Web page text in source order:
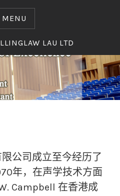
MENU
LAU LTD
环保顾问（北
公司成立至今经历了
年，在声学技术方面
Campbell 在香港成